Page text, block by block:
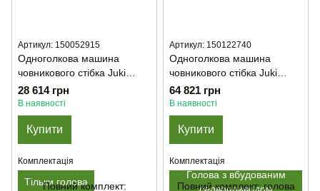
Артикул: 150052915
Одноголкова машина
човникового стібка Juki
DDL-8700L (Тільки голова)
28 614 грн
В наявності
Купити
Комплектація
Тільки голова
Повний комплект:
Артикул: 150122740
Одноголкова машина
човникового стібка Juki
DDL-9000BSS-WB/AK-141
64 821 грн
В наявності
Купити
Комплектація
Голова з вбудованим
Повний комплект: голова